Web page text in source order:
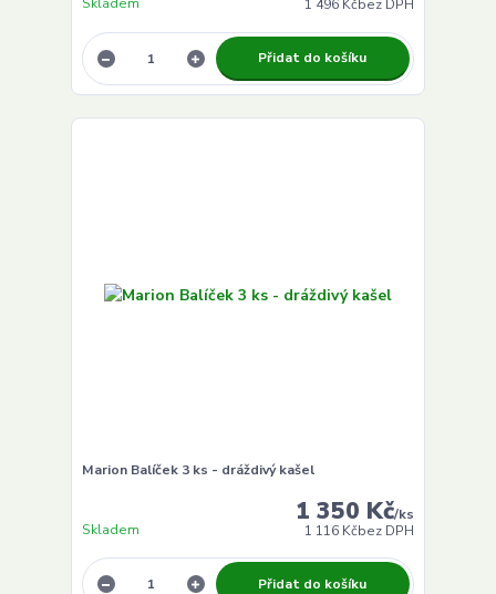
1 496 Kčbez DPH
Přidat do košíku
Marion Balíček 3 ks - dráždivý kašel
1 350 Kč/ks
1 116 Kčbez DPH
Skladem
Přidat do košíku